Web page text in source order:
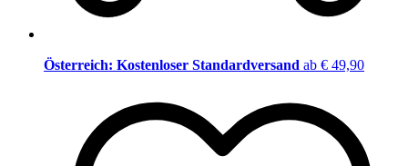
Österreich: Kostenloser Standardversand ab € 49,90